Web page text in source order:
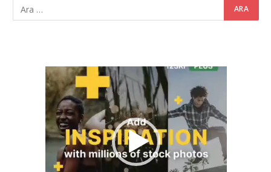
Video
oynatıcı